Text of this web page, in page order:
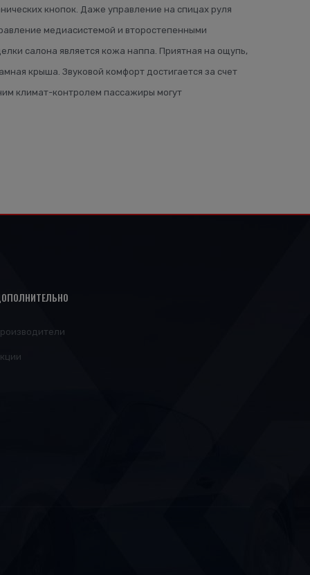
кнопок. Даже управление на спицах руля
медиасистемой и второстепенными
салона является кожа наппа. Приятная на ощупь,
крыша. Звуковой комфорт достигается за счет
климат-контролем пассажиры могут